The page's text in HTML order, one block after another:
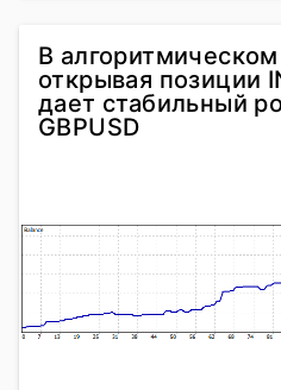
В
открывая позиции
дает стабильный
GBPUSD